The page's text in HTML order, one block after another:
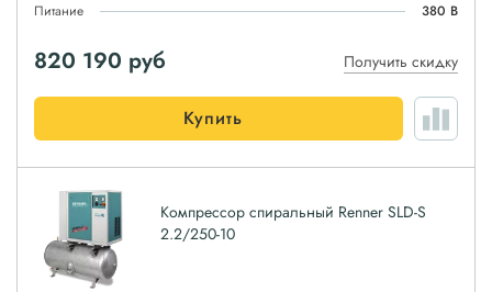
Питание
380 В
820 190 руб Получить скидку
Купить
Компрессор спиральный Renner SLD-S
2.2/250-10